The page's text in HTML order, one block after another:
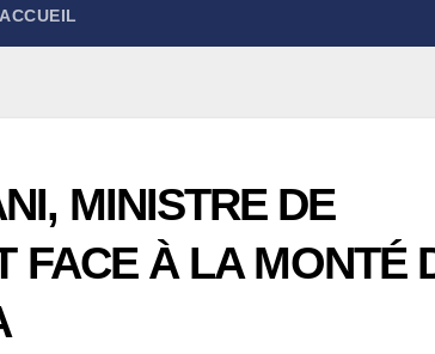
ACCUEIL
MINISTRE DE
FACE À LA MONTÉ